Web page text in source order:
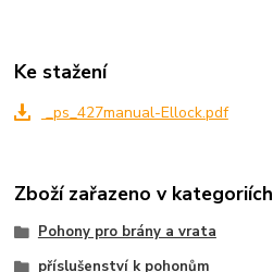
Ke stažení
_ps_427manual-Ellock.pdf
Zboží zařazeno v kategoriích
Pohony pro brány a vrata
příslušenství k pohonům